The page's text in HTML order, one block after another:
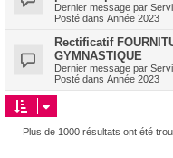
Dernier message par
Posté dans Année 2023
Rectificatif
GYMNASTIQUE
Dernier message par
Posté dans Année 2023
Plus de 1000 résultats ont été